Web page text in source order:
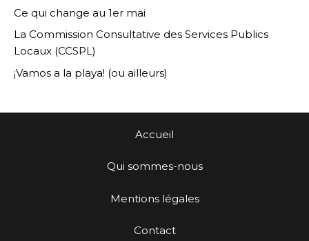
Ce qui change au 1er mai
La Commission Consultative des Services Publics
Locaux (CCSPL)
¡Vamos a la playa! (ou ailleurs)
Accueil
Qui sommes-nous
Mentions légales
Contact